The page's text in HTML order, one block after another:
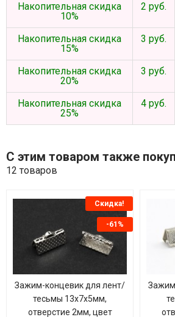
Накопительная скидка
10%
2 руб.
Накопительная скидка
15%
3 руб.
Накопительная скидка
20%
3 руб.
Накопительная скидка
25%
4 руб.
С этим товаром также
12 товаров
Скидка!
-61%
Зажим-концевик для лент/
тесьмы 13х7х5мм,
отверстие 2мм, цвет